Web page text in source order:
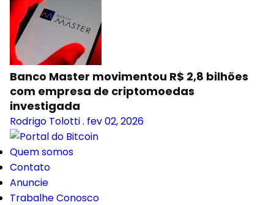
Banco Master movimentou R$ 2,8 bilhões
com empresa de criptomoedas
investigada
Rodrigo Tolotti. fev 02, 2026
Quem somos
Contato
Anuncie
Trabalhe Conosco